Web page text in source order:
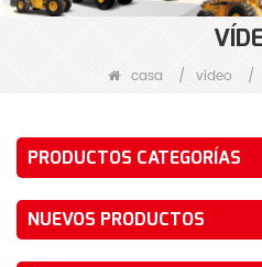
casa / vídeo /
PRODUCTOS CATEGORÍAS
NUEVOS PRODUCTOS